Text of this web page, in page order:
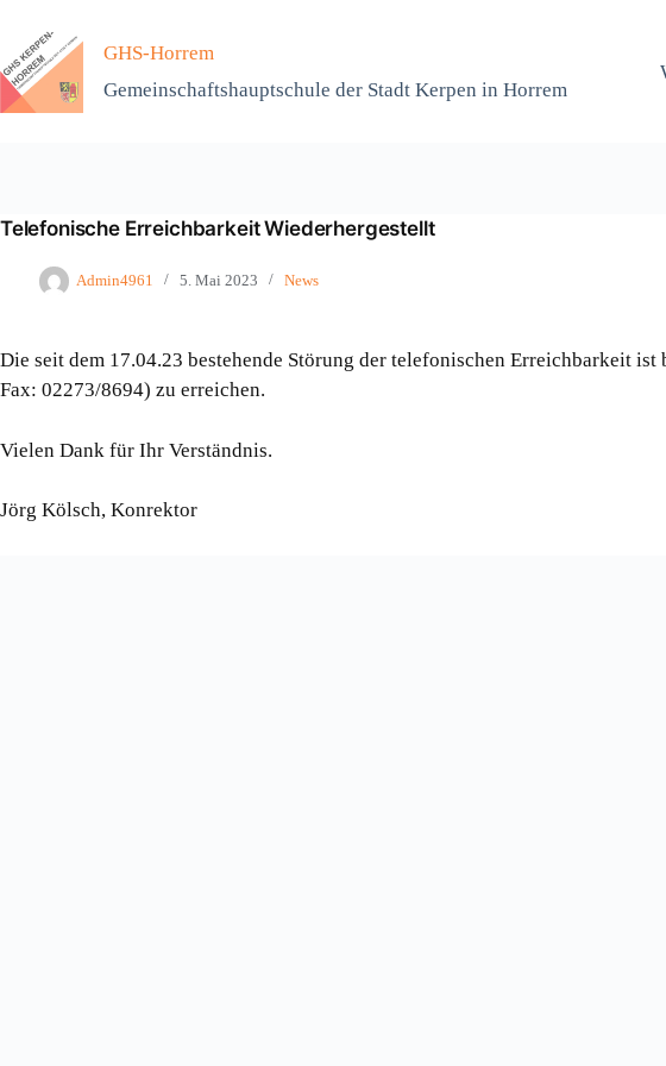
Inhalt
springen
GHS-Horrem
Gemeinschaftshauptschule der Stadt Kerpen in Horrem
Telefonische Erreichbarkeit Wiederhergestellt
Admin4961 5. Mai 2023 News
Die seit dem 17.04.23 bestehende Störung der telefonischen Erreichbarkeit
Fax: 02273/8694) zu erreichen.
Vielen Dank für Ihr Verständnis.
Jörg Kölsch, Konrektor